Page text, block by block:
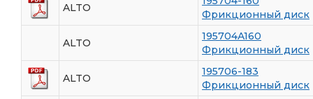
ALTO
Фрикционный диск
ALTO
195704A160
Фрикционный диск
ALTO
195706-183
Фрикционный диск